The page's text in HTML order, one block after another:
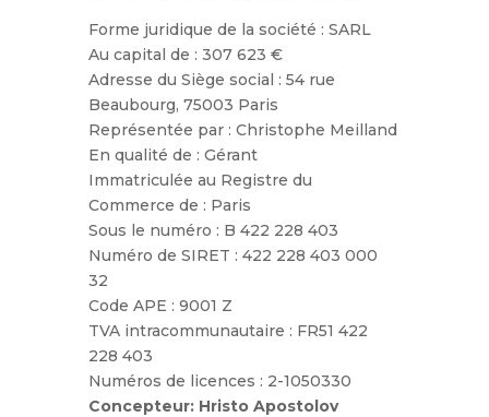
Forme juridique de la société : SARL
Au capital de : 307 623 €
Adresse du Siège social : 54 rue
Beaubourg, 75003 Paris
Représentée par : Christophe Meilland
En qualité de : Gérant
Immatriculée au Registre du
Commerce de : Paris
Sous le numéro : B 422 228 403
Numéro de SIRET : 422 228 403 000
32
Code APE : 9001 Z
TVA intracommunautaire : FR51 422
228 403
Numéros de licences : 2-1050330
Concepteur: Hristo Apostolov